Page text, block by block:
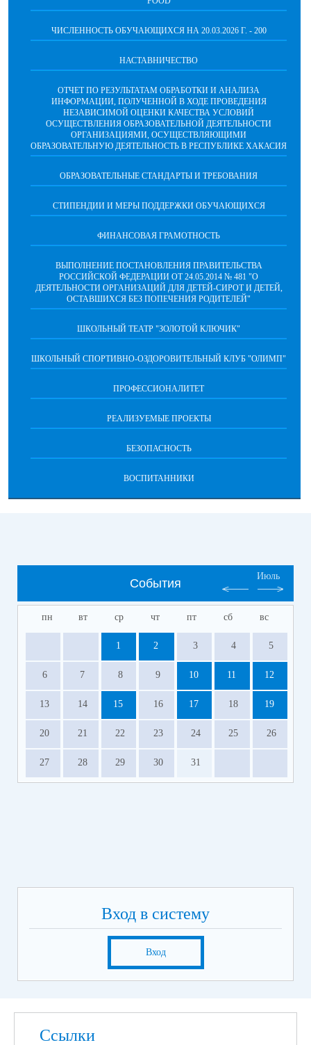
ЧИСЛЕННОСТЬ ОБУЧАЮЩИХСЯ НА 20.03.2026 Г. - 200
НАСТАВНИЧЕСТВО
ОТЧЕТ ПО РЕЗУЛЬТАТАМ ОБРАБОТКИ И АНАЛИЗА
ИНФОРМАЦИИ, ПОЛУЧЕННОЙ В ХОДЕ ПРОВЕДЕНИЯ
НЕЗАВИСИМОЙ ОЦЕНКИ КАЧЕСТВА УСЛОВИЙ
ОСУЩЕСТВЛЕНИЯ ОБРАЗОВАТЕЛЬНОЙ ДЕЯТЕЛЬНОСТИ
ОРГАНИЗАЦИЯМИ, ОСУЩЕСТВЛЯЮЩИМИ
ОБРАЗОВАТЕЛЬНУЮ ДЕЯТЕЛЬНОСТЬ В РЕСПУБЛИКЕ ХАКАСИЯ
ОБРАЗОВАТЕЛЬНЫЕ СТАНДАРТЫ И ТРЕБОВАНИЯ
СТИПЕНДИИ И МЕРЫ ПОДДЕРЖКИ ОБУЧАЮЩИХСЯ
ФИНАНСОВАЯ ГРАМОТНОСТЬ
ВЫПОЛНЕНИЕ ПОСТАНОВЛЕНИЯ ПРАВИТЕЛЬСТВА
РОССИЙСКОЙ ФЕДЕРАЦИИ ОТ 24.05.2014 № 481 "О
ДЕЯТЕЛЬНОСТИ ОРГАНИЗАЦИЙ ДЛЯ ДЕТЕЙ-СИРОТ И ДЕТЕЙ,
ОСТАВШИХСЯ БЕЗ ПОПЕЧЕНИЯ РОДИТЕЛЕЙ"
ШКОЛЬНЫЙ ТЕАТР "ЗОЛОТОЙ КЛЮЧИК"
ШКОЛЬНЫЙ СПОРТИВНО-ОЗДОРОВИТЕЛЬНЫЙ КЛУБ "ОЛИМП"
ПРОФЕССИОНАЛИТЕТ
РЕАЛИЗУЕМЫЕ ПРОЕКТЫ
БЕЗОПАСНОСТЬ
ВОСПИТАННИКИ
События
Июль
пн вт ср чт пт сб вс
1 2 3 4 5
6 7 8 9 10 11 12
13 14 15 16 17 18 19
20 21 22 23 24 25 26
27 28 29 30 31
Вход в систему
Вход
Ссылки